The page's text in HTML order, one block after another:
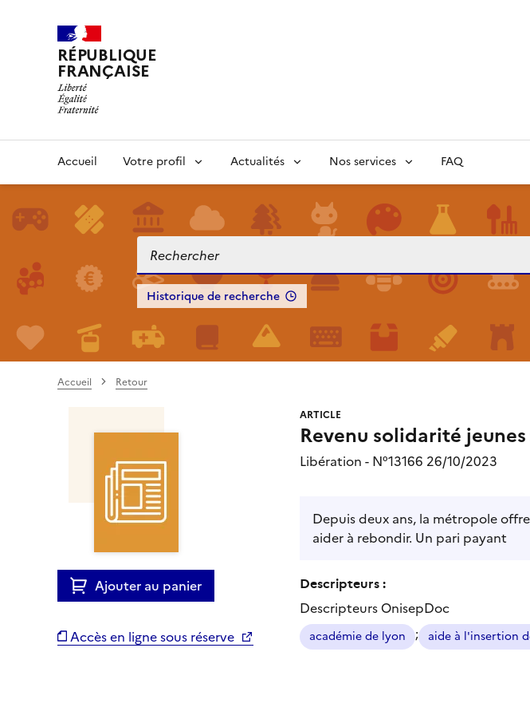
RÉPUBLIQUE
FRANÇAISE
Accueil Votre profil Actualités Nos services FAQ
Historique de recherche
Accueil Retour
Ajouter au panier
Accès en ligne sous réserve
ARTICLE
Revenu solidarité
Libération - N°13166 26/10/2023
Depuis deux ans, la métropole
aider à rebondir. Un pari payant
Descripteurs :
Descripteurs OnisepDoc
académie de lyon ; aide à l'insertion